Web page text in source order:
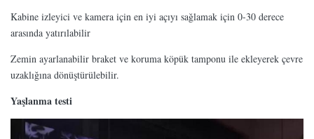
Kabine izleyici ve kamera için en iyi açıyı sağlamak için 0-30 derece
arasında yatırılabilir
Zemin ayarlanabilir braket ve koruma köpük tamponu ile ekleyerek çevre
uzaklığına dönüştürülebilir.
Yaşlanma testi